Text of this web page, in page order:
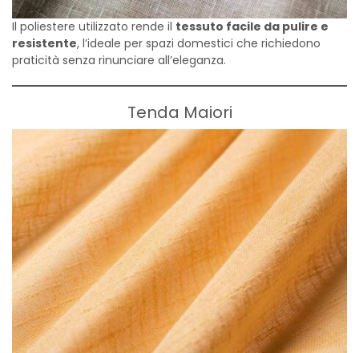
Il poliestere utilizzato rende il tessuto facile da pulire e
resistente, l’ideale per spazi domestici che richiedono
praticità senza rinunciare all’eleganza.
Tenda Maiori